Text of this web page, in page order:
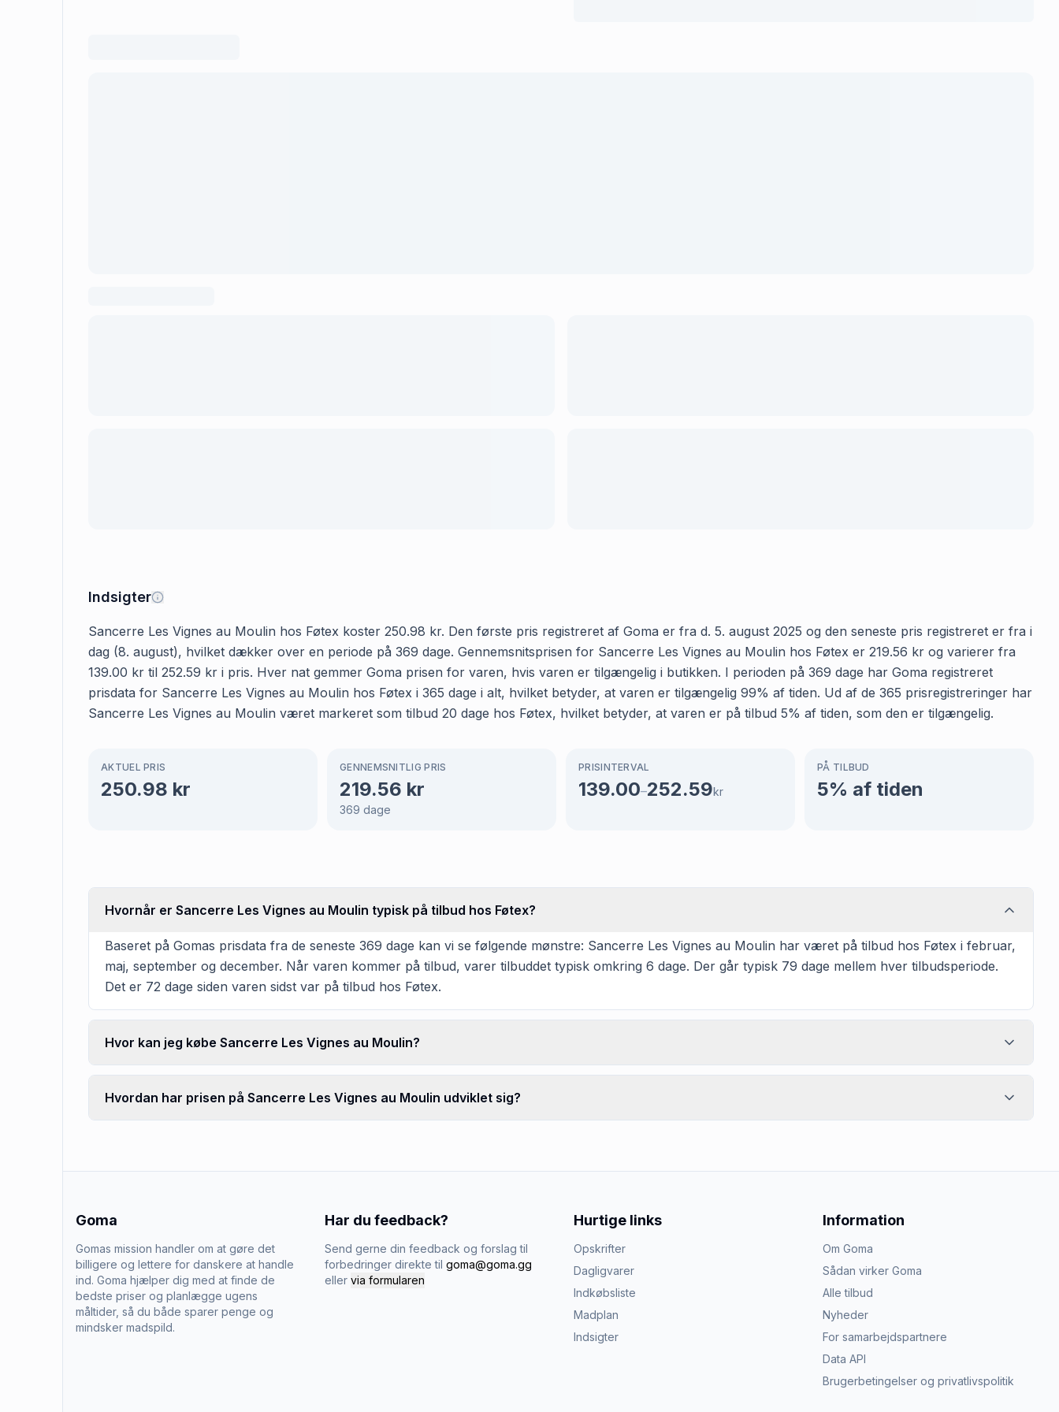
Indsigter
Sancerre Les Vignes au Moulin hos Føtex koster 250.98 kr. Den første pris registreret af Goma er fra d. 5. august 2025 og den seneste pris registreret er fra i
dag (8. august), hvilket dækker over en periode på 369 dage. Gennemsnitsprisen for Sancerre Les Vignes au Moulin hos Føtex er 219.56 kr og varierer fra
139.00 kr til 252.59 kr i pris. Hver nat gemmer Goma prisen for varen, hvis varen er tilgængelig i butikken. I perioden på 369 dage har Goma registreret
prisdata for Sancerre Les Vignes au Moulin hos Føtex i 365 dage i alt, hvilket betyder, at varen er tilgængelig 99% af tiden. Ud af de 365 prisregistreringer har
Sancerre Les Vignes au Moulin været markeret som tilbud 20 dage hos Føtex, hvilket betyder, at varen er på tilbud 5% af tiden, som den er tilgængelig.
AKTUEL PRIS
250.98 kr
GENNEMSNITLIG PRIS
219.56 kr
369 dage
PRISINTERVAL
139.00–252.59kr
PÅ TILBUD
5% af tiden
Hvornår er Sancerre Les Vignes au Moulin typisk på tilbud hos Føtex?
Baseret på Gomas prisdata fra de seneste 369 dage kan vi se følgende mønstre: Sancerre Les Vignes au Moulin har været på tilbud hos Føtex i februar,
maj, september og december. Når varen kommer på tilbud, varer tilbuddet typisk omkring 6 dage. Der går typisk 79 dage mellem hver tilbudsperiode.
Det er 72 dage siden varen sidst var på tilbud hos Føtex.
Hvor kan jeg købe Sancerre Les Vignes au Moulin?
Hvordan har prisen på Sancerre Les Vignes au Moulin udviklet sig?
Goma
Gomas mission handler om at gøre det
billigere og lettere for danskere at handle
ind. Goma hjælper dig med at finde de
bedste priser og planlægge ugens
måltider, så du både sparer penge og
mindsker madspild.
Har du feedback?
Send gerne din feedback og forslag til
forbedringer direkte til goma@goma.gg
eller via formularen
Hurtige links
Opskrifter
Dagligvarer
Indkøbsliste
Madplan
Indsigter
Information
Om Goma
Sådan virker Goma
Alle tilbud
Nyheder
For samarbejdspartnere
Data API
Brugerbetingelser og privatlivspolitik